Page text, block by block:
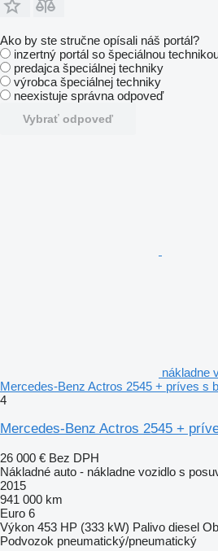
Ako by ste stručne opísali náš portál?
inzertný portál so špeciálnou
predajca špeciálnej techniky
výrobca špeciálnej techniky
neexistuje správna odpoveď
Vybrať odpoveď
nákladne
Mercedes-Benz Actros 2545 + príves s
4
Mercedes-Benz Actros 2545 +
26 000 € Bez DPH
Nákladné auto - nákladne vozidlo s
2015
941 000 km
Euro 6
Výkon 453 HP (333 kW) Palivo diesel
Podvozok pneumatický/pneumatický